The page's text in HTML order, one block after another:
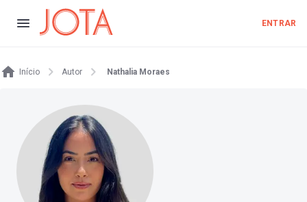
ENTRAR
Início Autor Nathalia Moraes